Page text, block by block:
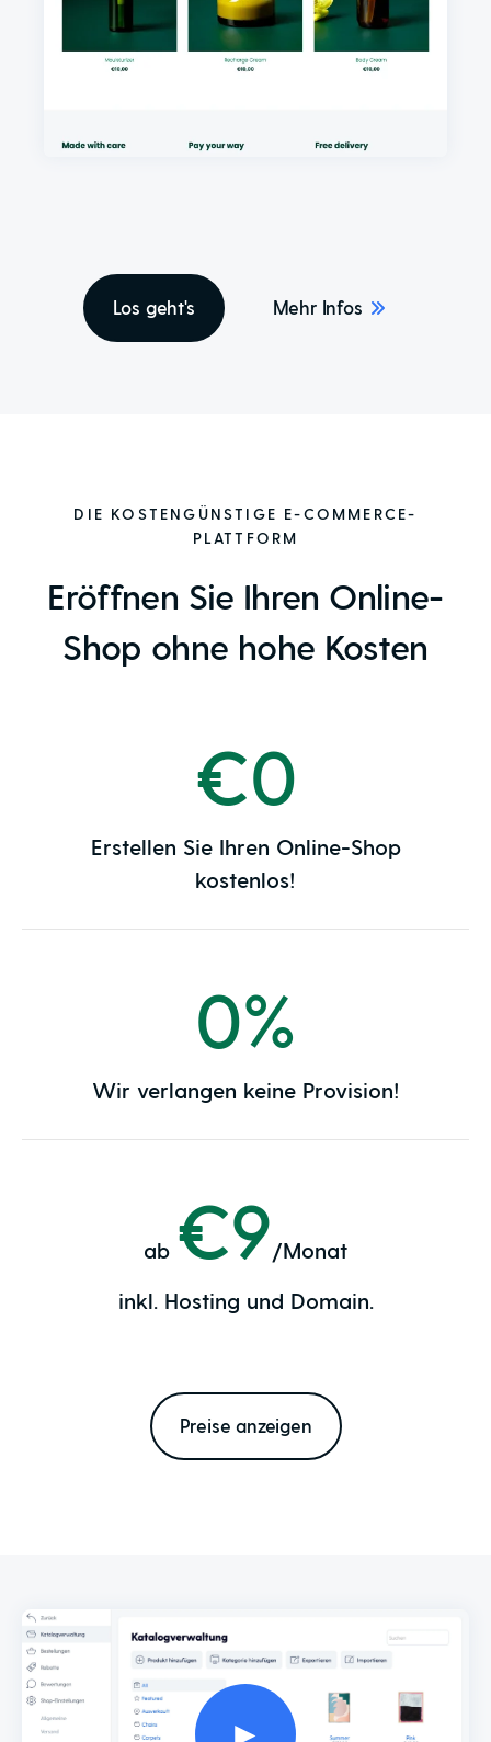
Los geht's Mehr Infos
DIE KOSTENGÜNSTIGE E-COMMERCE-
PLATTFORM
Eröffnen Sie Ihren Online-
Shop ohne hohe Kosten
€0
Erstellen Sie Ihren Online-Shop
kostenlos!
0%
Wir verlangen keine Provision!
ab €9/Monat
inkl. Hosting und Domain.
Preise anzeigen